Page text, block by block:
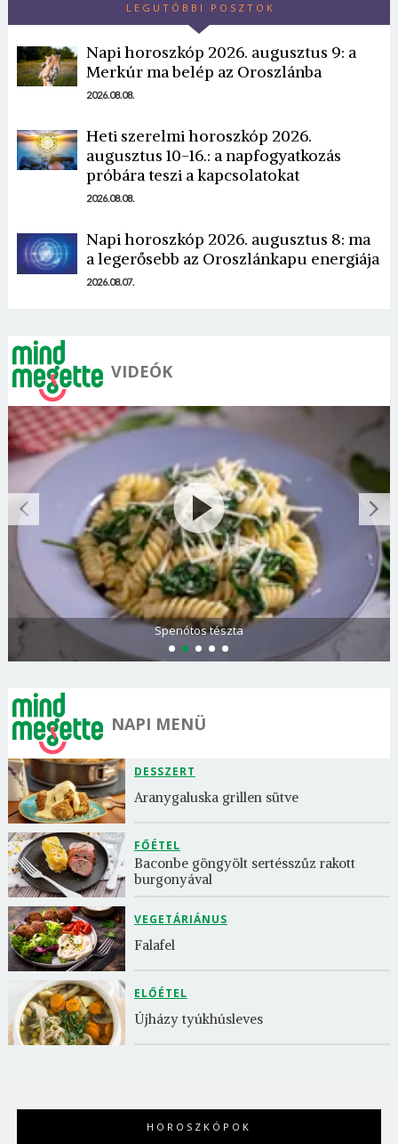
LEGUTÓBBI POSZTOK
Napi horoszkóp 2026. augusztus 9: a
Merkúr ma belép az Oroszlánba
2026.08.08.
Heti szerelmi horoszkóp 2026.
augusztus 10-16.: a napfogyatkozás
próbára teszi a kapcsolatokat
2026.08.08.
Napi horoszkóp 2026. augusztus 8: ma
a legerősebb az Oroszlánkapu energiája
2026.08.07.
VIDEÓK
Spenótos tészta
NAPI MENÜ
DESSZERT
Aranygaluska grillen sütve
FŐÉTEL
Baconbe göngyölt sertésszűz rakott
burgonyával
VEGETÁRIÁNUS
Falafel
ELŐÉTEL
Újházy tyúkhúsleves
HOROSZKÓPOK
E-mail cím vagy felhasználónév